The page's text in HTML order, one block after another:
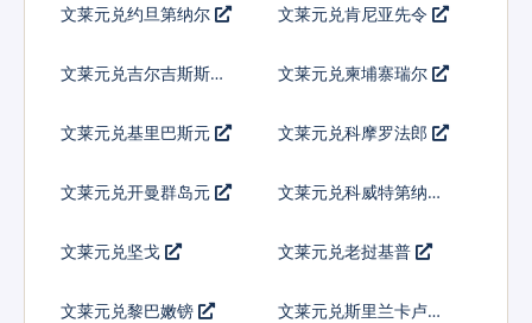
文莱元兑约旦第纳尔 文莱元兑肯尼亚先令
文莱元兑吉尔吉斯斯坦
文莱元兑柬埔寨瑞尔
文莱元兑基里巴斯元 文莱元兑科摩罗法郎
文莱元兑开曼群岛元 文莱元兑科威特第纳尔
文莱元兑坚戈 文莱元兑老挝基普
文莱元兑黎巴嫩镑 文莱元兑斯里兰卡卢比